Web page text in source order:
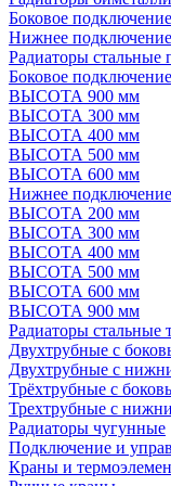
Боковое подключение
Нижнее подключение
Радиаторы стальные
Боковое подключение
ВЫСОТА 900 мм
ВЫСОТА 300 мм
ВЫСОТА 400 мм
ВЫСОТА 500 мм
ВЫСОТА 600 мм
Нижнее подключение
ВЫСОТА 200 мм
ВЫСОТА 300 мм
ВЫСОТА 400 мм
ВЫСОТА 500 мм
ВЫСОТА 600 мм
ВЫСОТА 900 мм
Радиаторы стальные
Двухтрубные с
Двухтрубные с
Трёхтрубные с
Трехтрубные с
Радиаторы чугунные
Подключение и
Краны и